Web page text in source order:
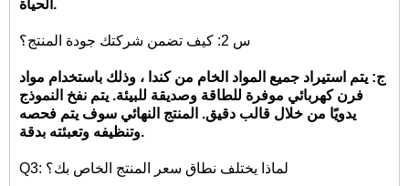
الحياة.
س 2: كيف تضمن شركتك جودة المنتج؟
ج: يتم استيراد جميع المواد الخام من كندا ، وذلك باستخدام مواد
فرن كهربائي موفرة للطاقة وصديقة للبيئة. يتم نفخ النموذج
يدويًا من خلال قالب دقيق. المنتج النهائي سوف يتم فحصه
وتنظيفه وتعبئته بدقة.
Q3: لماذا يختلف نطاق سعر المنتج الخاص بك؟